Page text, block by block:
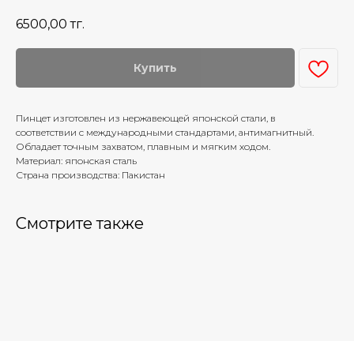
6500,00 тг.
Купить
Пинцет изготовлен из нержавеющей японской стали, в
соответствии с международными стандартами, антимагнитный.
Обладает точным захватом, плавным и мягким ходом.
Материал: японская сталь
Страна производства: Пакистан
Смотрите также